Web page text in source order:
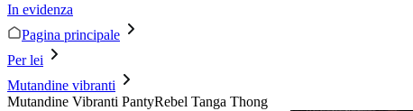
In evidenza
Pagina principale
Per lei
Mutandine vibranti
Mutandine Vibranti PantyRebel Tanga Thong